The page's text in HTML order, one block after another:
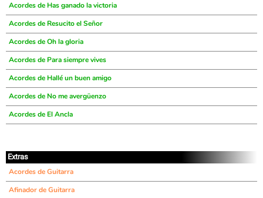
Acordes de Has ganado la victoria
Acordes de Resucito el Señor
Acordes de Oh la gloria
Acordes de Para siempre vives
Acordes de Hallé un buen amigo
Acordes de No me avergüenzo
Acordes de El Ancla
Extras
Acordes de Guitarra
Afinador de Guitarra